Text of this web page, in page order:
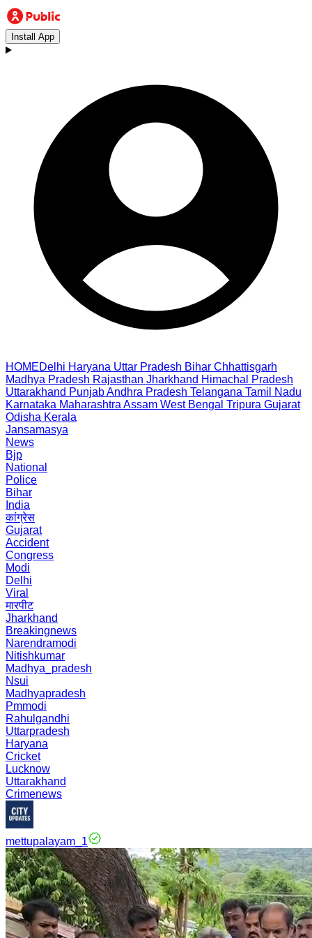
Install App
HOMEDelhi Haryana Uttar Pradesh Bihar Chhattisgarh
Madhya Pradesh Rajasthan Jharkhand Himachal Pradesh
Uttarakhand PunjabAndhra Pradesh Telangana Tamil Nadu
Karnataka Maharashtra Assam West Bengal Tripura Gujarat
Odisha Kerala
Jansamasya
News
Bjp
National
Police
Bihar
India
कांग्रेस
Gujarat
Accident
Congress
Modi
Delhi
Viral
मारपीट
Jharkhand
Breakingnews
Narendramodi
Nitishkumar
Madhya_pradesh
Nsui
Madhyapradesh
Pmmodi
Rahulgandhi
Uttarpradesh
Haryana
Cricket
Lucknow
Uttarakhand
Crimenews
mettupalayam_1